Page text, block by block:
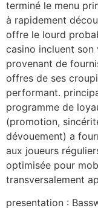
terminé le menu
à rapidement
offre le lourd
casino incluent son
provenant de
offres de ses
performant.
programme de
(promotion,
dévouement) a
aux joueurs
optimisée pour
transversalement
presentation :